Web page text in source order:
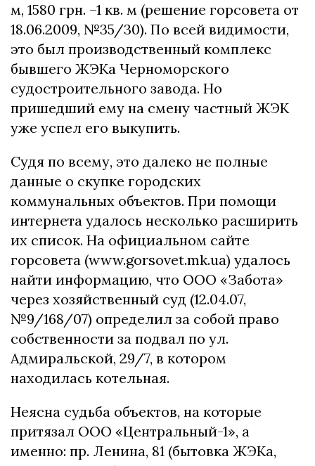
м, 1580 грн. –1 кв. м (решение горсовета от
18.06.2009, №35/30). По всей видимости,
это был производственный комплекс
бывшего ЖЭКа Черноморского
судостроительного завода. Но
пришедший ему на смену частный ЖЭК
уже успел его выкупить.
Судя по всему, это далеко не полные
данные о скупке городских
коммунальных объектов. При помощи
интернета удалось несколько расширить
их список. На официальном сайте
горсовета (www.gorsovet.mk.ua) удалось
найти информацию, что ООО «Забота»
через хозяйственный суд (12.04.07,
№9/168/07) определил за собой право
собственности за подвал по ул.
Адмиральской, 29/7, в котором
находилась котельная.
Неясна судьба объектов, на которые
притязал ООО «Центральный-1», а
именно: пр. Ленина, 81 (бытовка ЖЭКа,